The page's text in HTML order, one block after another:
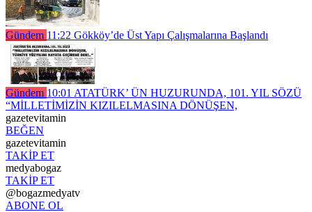
Gündem 11:22 Gökköy’de Üst Yapı Çalışmalarına Başlandı
Gündem 10:01 ATATÜRK’ ÜN HUZURUNDA, 101. YIL SÖZÜ
“MİLLETİMİZİN KIZILELMASINA DÖNÜŞEN,
gazetevitamin
BEĞEN
gazetevitamin
TAKİP ET
medyabogaz
TAKİP ET
@bogazmedyatv
ABONE OL